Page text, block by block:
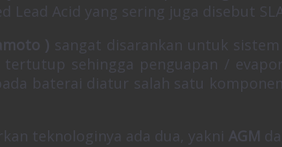
Lead Acid yang sering juga disebut
) sangat disarankan untuk
sehingga penguapan /
baterai diatur salah satu
teknologinya ada dua, yakni AGM